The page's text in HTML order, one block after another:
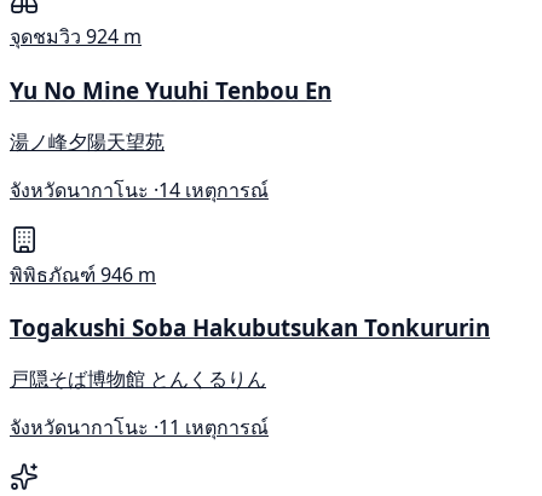
จุดชมวิว 924 m
Yu No Mine Yuuhi Tenbou En
湯ノ峰夕陽天望苑
จังหวัดนากาโนะ ·14 เหตุการณ์
พิพิธภัณฑ์ 946 m
Togakushi Soba Hakubutsukan Tonkururin
戸隠そば博物館 とんくるりん
จังหวัดนากาโนะ ·11 เหตุการณ์